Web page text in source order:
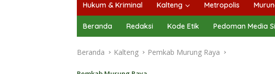
Hukum & Kriminal Kalteng Metropolis
Beranda Redaksi Kode Etik Pedoman Media
Beranda Kalteng Pemkab Murung Raya